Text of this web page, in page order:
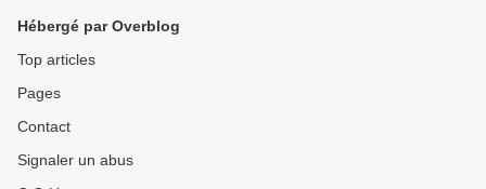
Hébergé par Overblog
Top articles
Pages
Contact
Signaler un abus